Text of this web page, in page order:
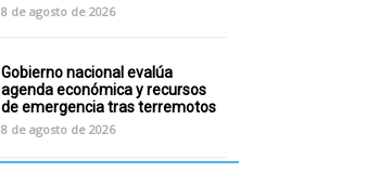
8 de agosto de 2026
Gobierno nacional evalúa
agenda económica y recursos
de emergencia tras terremotos
8 de agosto de 2026